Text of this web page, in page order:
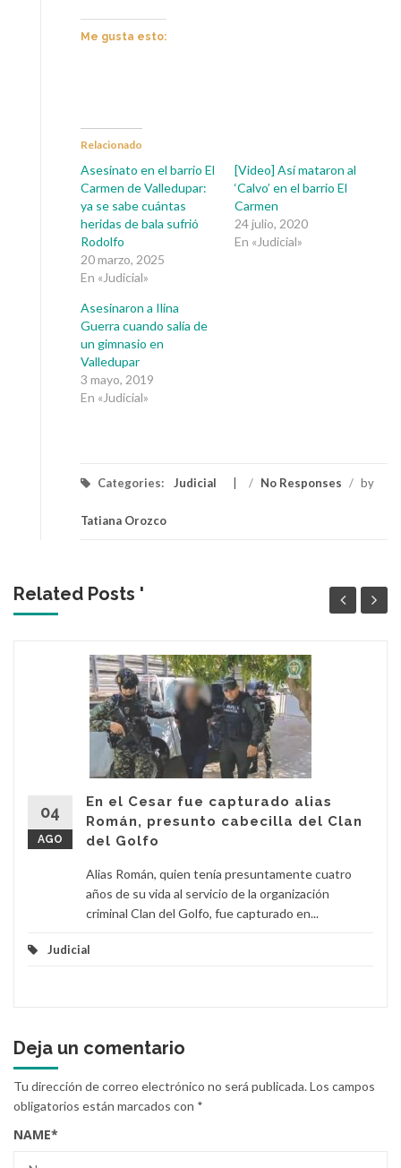
Me gusta esto:
Relacionado
Asesinato en el barrio El
Carmen de Valledupar:
ya se sabe cuántas
heridas de bala sufrió
Rodolfo
20 marzo, 2025
En «Judicial»
[Video] Así mataron al
‘Calvo’ en el barrio El
Carmen
24 julio, 2020
En «Judicial»
Asesinaron a Ilina
Guerra cuando salía de
un gimnasio en
Valledupar
3 mayo, 2019
En «Judicial»
Categories: Judicial / No Responses / by
Tatiana Orozco
Related Posts '
04
AGO
En el Cesar fue capturado alias
Román, presunto cabecilla del Clan
del Golfo
Alias Román, quien tenía presuntamente cuatro
años de su vida al servicio de la organización
criminal Clan del Golfo, fue capturado en...
Judicial
Deja un comentario
Tu dirección de correo electrónico no será publicada.Los campos
obligatorios están marcados con *
NAME*